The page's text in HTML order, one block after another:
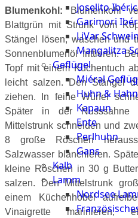
Joselito
Garimori
LiVar
Mangalitza
Geflügel
Miéral
Huhn & Hahn
Kapaun
Ente
Perlhuhn
Gans
Kalb
Lamm
Nordsee
Blumenkohl: Blumenkohl
Blattgrün mit Strunk vom
Stängel lösen, waschen und
Sonnenblumenöl frittieren.
Topf mit einem Küchentuch
leicht salzen. Den Stängel
ziehen. In feine Würfel
Später in der Nusssahne
Mittelstrunk schneiden und
8 große Röschen
Salzwasser blanchieren.
kleine Röschen in 30 g
salzen. Den Mittelstrunk
einem Küchenhobel
Vinaigrette marinieren,